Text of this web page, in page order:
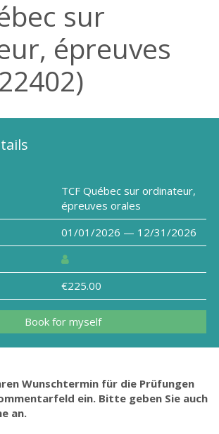
sur
épreuves
TCF Québec sur ordinateur,
épreuves orales
01/01/2026 — 12/31/2026
€225.00
Book for myself
Wunschtermin für die Prüfungen
ein. Bitte geben Sie auch
an.